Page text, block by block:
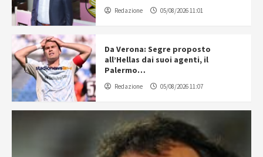
Redazione 05/08/2026 11:01
Da Verona: Segre proposto
all’Hellas dai suoi agenti, il
Palermo…
Redazione 05/08/2026 11:07